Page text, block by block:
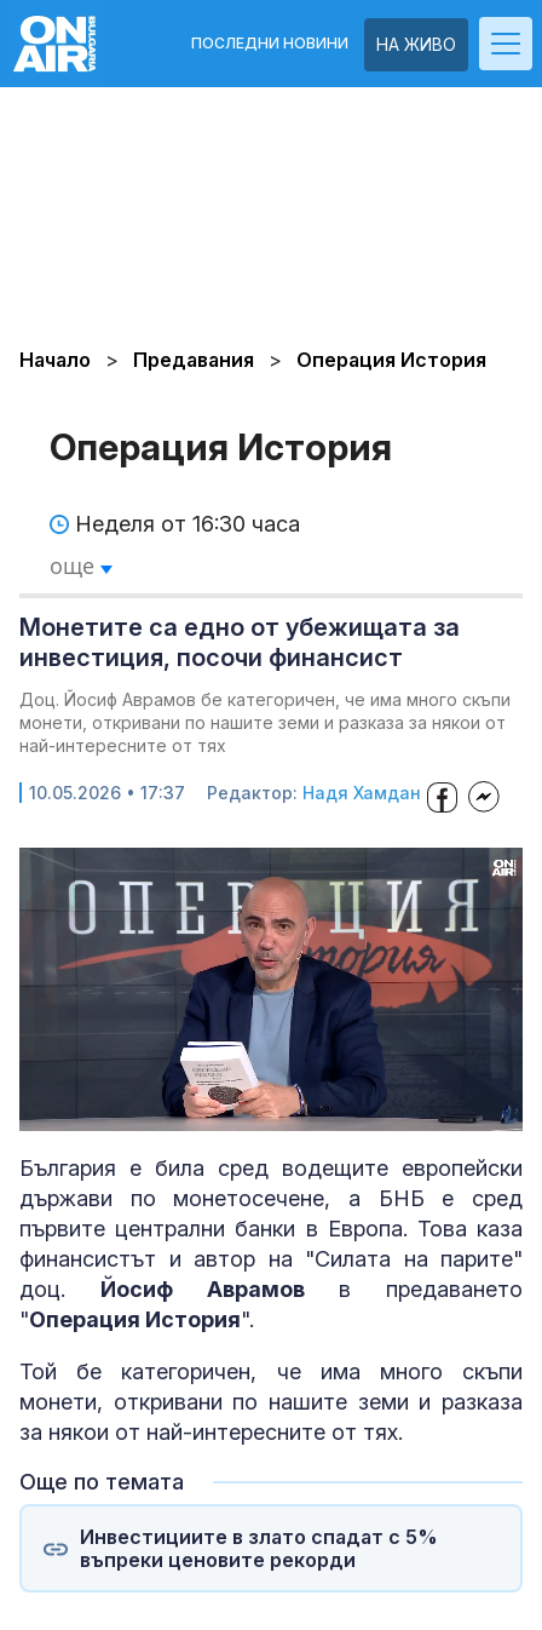
НА ЖИВО
ПОСЛЕДНИ НОВИНИ
Начало Предавания Операция История
Операция История
Неделя от 16:30 часа
още
Монетите са едно от убежищата за
инвестиция, посочи финансист
Доц. Йосиф Аврамов бе категоричен, че има много скъпи
монети, откривани по нашите земи и разказа за някои от
най-интересните от тях
10.05.2026 • 17:37 Редактор: Надя Хамдан
Unmute Loaded:
3.69%
България е била сред водещите европейски
държави по монетосечене, а БНБ е сред
първите централни банки в Европа. Това каза
финансистът и автор на "Силата на парите"
доц. Йосиф Аврамовв предаването
"Операция История".
Той бе категоричен, че има много скъпи
монети, откривани по нашите земи и разказа
за някои от най-интересните от тях.
Още по темата
Инвестициите в злато спадат с 5%
въпреки ценовите рекорди